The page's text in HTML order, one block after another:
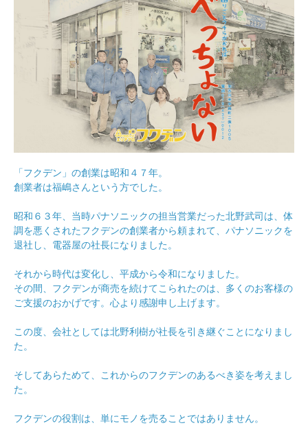
「フクデン」の創業は昭和４７年。
創業者は福嶋さんという方でした。
昭和６３年、当時パナソニックの担当営業だった北野武司は、体
調を悪くされたフクデンの創業者から頼まれて、パナソニックを
退社し、電器屋の社長になりました。
それから時代は変化し、平成から令和になりました。
その間、フクデンが商売を続けてこられたのは、多くのお客様の
ご支援のおかげです。心より感謝申し上げます。
この度、会社としては北野利樹が社長を引き継ぐことになりまし
た。
そしてあらためて、これからのフクデンのあるべき姿を考えまし
た。
フクデンの役割は、単にモノを売ることではありません。